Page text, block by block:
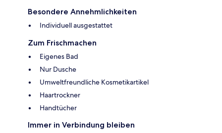
Besondere Annehmlichkeiten
Individuell ausgestattet
Zum Frischmachen
Eigenes Bad
Nur Dusche
Umweltfreundliche Kosmetikartikel
Haartrockner
Handtücher
Immer in Verbindung bleiben